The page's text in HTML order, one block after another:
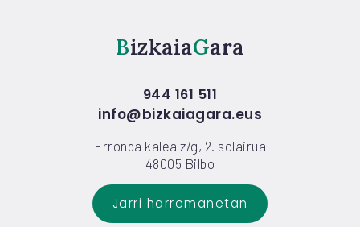
Bizkaia Gara
944 161 511
info@bizkaiagara.eus
Erronda kalea z/g, 2. solairua
48005 Bilbo
Jarri harremanetan